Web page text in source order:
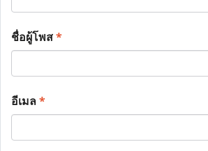
ชื่อผู้โพส*
อีเมล*